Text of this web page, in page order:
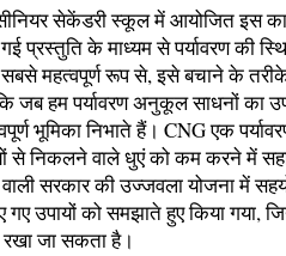
सेकेंडरी स्कूल में आयोजित इस
गई प्रस्तुति के माध्यम से पर्यावरण की
महत्वपूर्ण रूप से, इसे बचाने के
जब हम पर्यावरण अनुकूल साधनों
भूमिका निभाते हैं। CNG एक
से निकलने वाले धुएं को कम करने में
सरकार की उज्जवला योजना में
गए उपायों को समझाते हुए किया गया,
रखा जा सकता है।